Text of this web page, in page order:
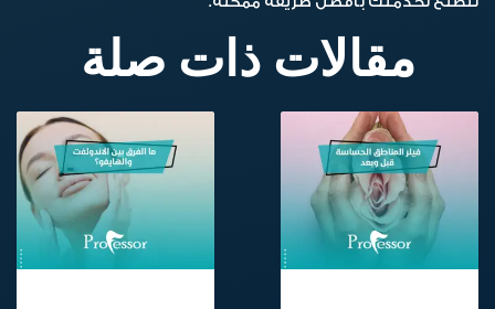
مقالات ذات صلة